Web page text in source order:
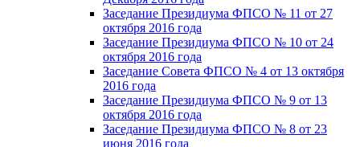
Заседание Президиума ФПСО № 11 от 27
октября 2016 года
Заседание Президиума ФПСО № 10 от 24
октября 2016 года
Заседание Совета ФПСО № 4 от 13 октября
2016 года
Заседание Президиума ФПСО № 9 от 13
октября 2016 года
Заседание Президиума ФПСО № 8 от 23
июня 2016 года